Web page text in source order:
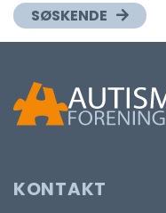
SØSKENDE
KONTAKT